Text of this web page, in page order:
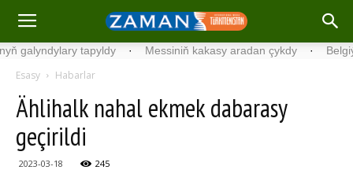
tapyldy · Messiniň kakasy aradan çykdy · Belgiýada
Esasy Habarlar
Ählihalk nahal ekmek dabarasy
geçirildi
2023-03-18 245